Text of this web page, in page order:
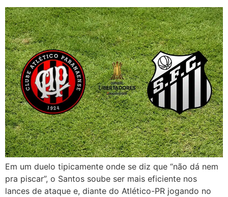
Em um duelo tipicamente onde se diz que “não dá nem
pra piscar”, o Santos soube ser mais eficiente nos
lances de ataque e, diante do Atlético-PR jogando no